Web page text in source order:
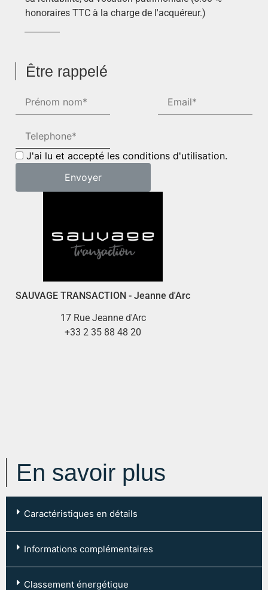
honoraires TTC à la charge de l'acquéreur.)
Être rappelé
J'ai lu et accepté les conditions d'utilisation.
SAUVAGE TRANSACTION - Jeanne d'Arc
17 Rue Jeanne d'Arc
+33 2 35 88 48 20
En savoir plus
Caractéristiques en détails
Type mandat :Simple
Informations complémentaires
Classement énergétique